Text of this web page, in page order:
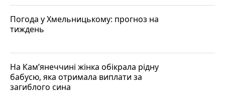
Погода у Хмельницькому: прогноз на
тиждень
На Кам’янеччині жінка обікрала рідну
бабусю, яка отримала виплати за
загиблого сина